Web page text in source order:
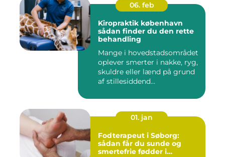
06. feb
Kiropraktik københavn
sådan finder du den rette
behandling
Mange i hovedstadsområdet
oplever smerter i nakke, ryg,
skuldre eller lænd på grund
af stillesiddend...
01. jan
Fodterapeut i Søborg:
sådan får du sunde og
smertefrie fødder i